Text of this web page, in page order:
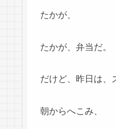
たかが、
たかが、弁当だ。
だけど、昨日は、
朝からへこみ、